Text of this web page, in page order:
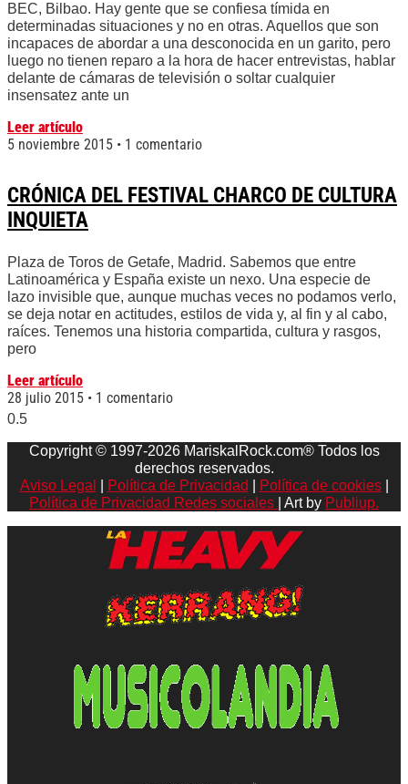
BEC, Bilbao. Hay gente que se confiesa tímida en
determinadas situaciones y no en otras. Aquellos que son
incapaces de abordar a una desconocida en un garito, pero
luego no tienen reparo a la hora de hacer entrevistas, hablar
delante de cámaras de televisión o soltar cualquier
insensatez ante un
Leer artículo
5 noviembre 2015
1 comentario
CRÓNICA DEL FESTIVAL CHARCO DE CULTURA
INQUIETA
Plaza de Toros de Getafe, Madrid. Sabemos que entre
Latinoamérica y España existe un nexo. Una especie de
lazo invisible que, aunque muchas veces no podamos verlo,
se deja notar en actitudes, estilos de vida y, al fin y al cabo,
raíces. Tenemos una historia compartida, cultura y rasgos,
pero
Leer artículo
28 julio 2015
1 comentario
Copyright © 1997-2026 MariskalRock.com® Todos los
derechos reservados.
Aviso Legal
Política de Privacidad Política de cookies|
Política de Privacidad Redes sociales
| Art by Publiup.